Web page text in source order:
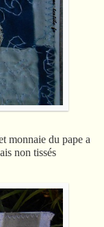
monnaie du pape a
non tissés